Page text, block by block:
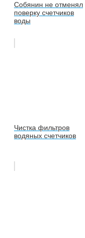
Собянин не отменял
поверку счетчиков
воды
Чистка фильтров
водяных счетчиков